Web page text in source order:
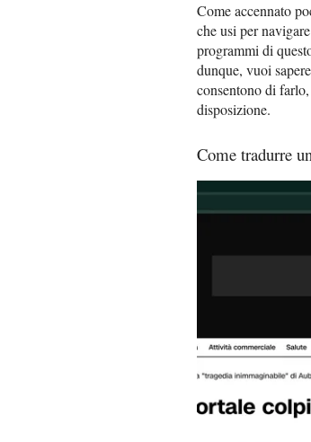
Come accennato
che usi per
programmi di
dunque, vuoi sapere
consentono di
disposizione.
Come tradurre